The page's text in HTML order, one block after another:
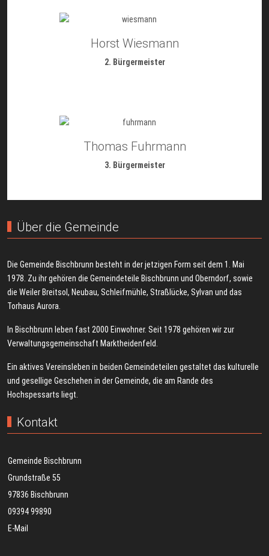
Horst Wiesmann
2. Bürgermeister
Thomas Fuhrmann
3. Bürgermeister
Über die Gemeinde
Die Gemeinde Bischbrunn besteht in der jetzigen Form seit dem 1. Mai
1978. Zu ihr gehören die Gemeindeteile Bischbrunn und Oberndorf, sowie
die Weiler Breitsol, Neubau, Schleifmühle, Straßlücke, Sylvan und das
Torhaus Aurora.
In Bischbrunn leben fast 2000 Einwohner. Seit 1978 gehören wir zur
Verwaltungsgemeinschaft Marktheidenfeld.
Ein aktives Vereinsleben in beiden Gemeindeteilen gestaltet das kulturelle
und gesellige Geschehen in der Gemeinde, die am Rande des
Hochspessarts liegt.
Kontakt
Gemeinde Bischbrunn
Grundstraße 55
97836 Bischbrunn
09394 99890
E-Mail